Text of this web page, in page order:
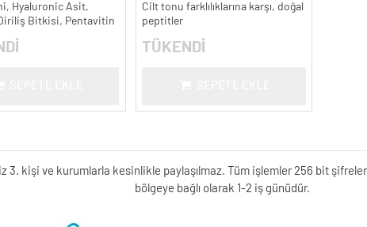
Hyaluronic Asit,
Bitkisi, Pentavitin
Cilt tonu farklılıklarına karşı, doğal
peptitler
TÜKENDİ
3. kişi ve kurumlarla kesinlikle paylaşılmaz. Tüm işlemler 256 bit
bölgeye bağlı olarak 1-2 iş günüdür.